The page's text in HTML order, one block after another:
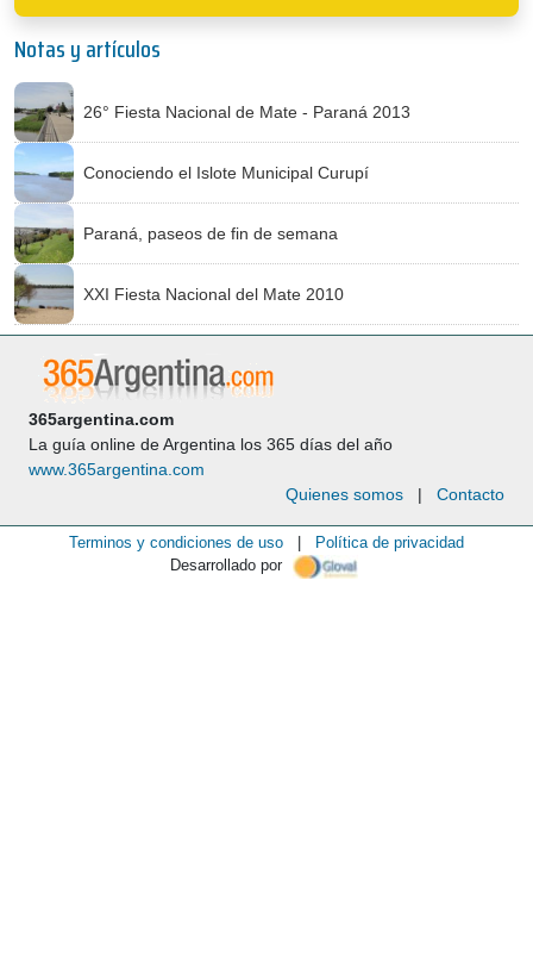
Notas y artículos
26° Fiesta Nacional de Mate - Paraná 2013
Conociendo el Islote Municipal Curupí
Paraná, paseos de fin de semana
XXI Fiesta Nacional del Mate 2010
365argentina.com
La guía online de Argentina los 365 días del año
www.365argentina.com
Quienes somos | Contacto
Terminos y condiciones de uso
Política de privacidad
Desarrollado por